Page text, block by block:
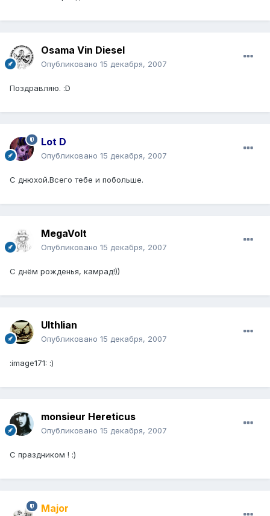
Osama Vin Diesel
Опубликовано 15 декабря, 2007
Поздравляю. :D
Lot D
Опубликовано 15 декабря, 2007
С днюхой.Всего тебе и побольше.
MegaVolt
Опубликовано 15 декабря, 2007
С днём рожденья, камрад!))
Ulthlian
Опубликовано 15 декабря, 2007
:image171: :)
monsieur Hereticus
Опубликовано 15 декабря, 2007
С праздником ! :)
Major